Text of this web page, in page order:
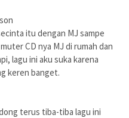
itu dengan MJ sampe
CD nya MJ di rumah dan
lagu ini aku suka karena
keren banget.
terus tiba-tiba lagu ini